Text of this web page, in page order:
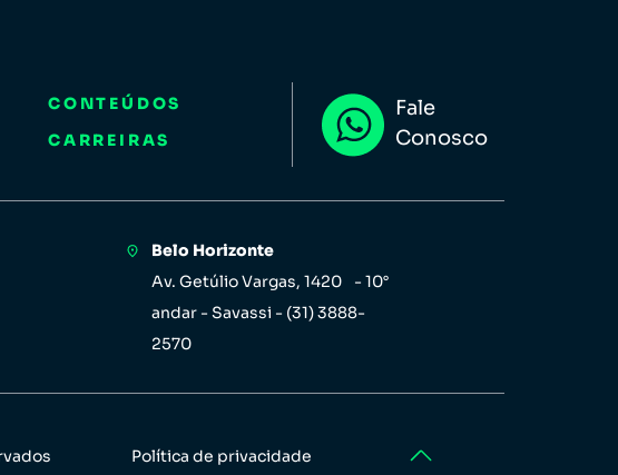
CONTEÚDOS
CARREIRAS
Fale
Conosco
Belo Horizonte
Av. Getúlio Vargas, 1420 - 10°
andar - Savassi - (31) 3888-
2570
Política de privacidade